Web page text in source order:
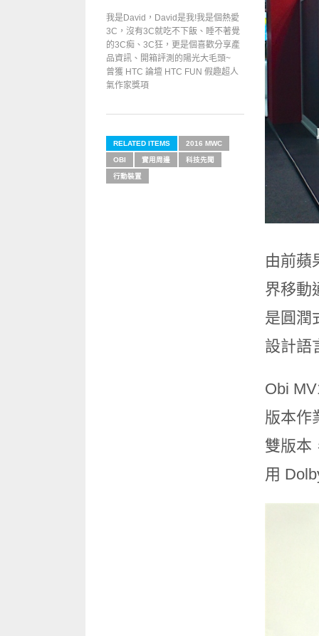
由前蘋
界移動
是圓潤
設計語
Obi
版本作
雙版本
用
我是David，David是我!我是個熱愛
3C，沒有3C就吃不下飯、睡不著覺
的3C痴、3C狂，更是個喜歡分享產
品資訊、開箱評測的陽光大毛頭~
曾獲 HTC 論壇 HTC FUN 假趣超人
氣作家獎項
RELATED ITEMS 2016 MWC
OBI 實用周邊 科技先聞
行動裝置